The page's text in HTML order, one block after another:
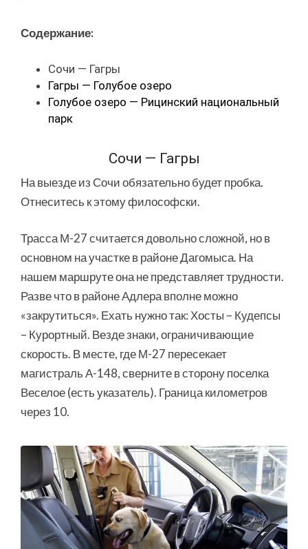
Содержание:
Сочи — Гагры
Гагры — Голубое озеро
Голубое озеро — Рицинский национальный
парк
Сочи — Гагры
На выезде из Сочи обязательно будет пробка.
Отнеситесь к этому философски.
Трасса М-27 считается довольно сложной, но в
основном на участке в районе Дагомыса. На
нашем маршруте она не представляет трудности.
Разве что в районе Адлера вполне можно
«закрутиться». Ехать нужно так: Хосты – Кудепсы
– Курортный. Везде знаки, ограничивающие
скорость. В месте, где М-27 пересекает
магистраль А-148, сверните в сторону поселка
Веселое (есть указатель). Граница километров
через 10.